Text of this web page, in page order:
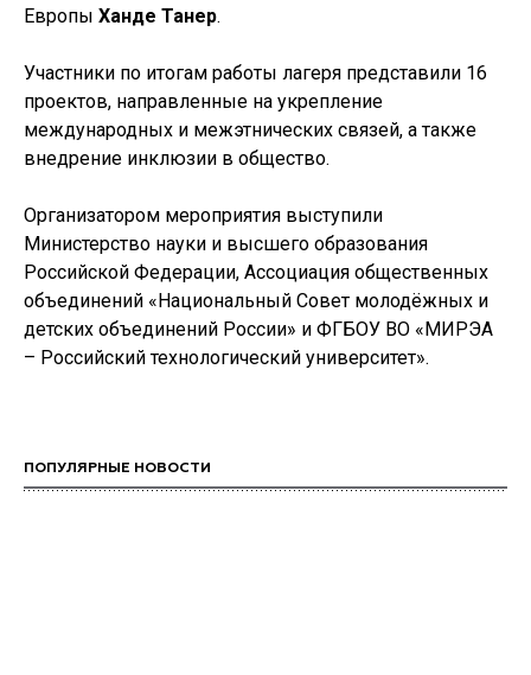
Европы Ханде Танер.
Участники по итогам работы лагеря представили 16
проектов, направленные на укрепление
международных и межэтнических связей, а также
внедрение инклюзии в общество.
Организатором мероприятия выступили
Министерство науки и высшего образования
Российской Федерации, Ассоциация общественных
объединений «Национальный Совет молодёжных и
детских объединений России» и ФГБОУ ВО «МИРЭА
– Российский технологический университет».
ПОПУЛЯРНЫЕ НОВОСТИ